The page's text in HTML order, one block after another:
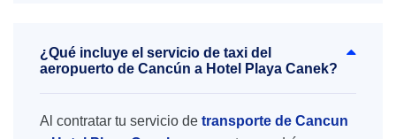
¿Qué incluye el servicio de taxi del
aeropuerto de Cancún a Hotel Playa Canek?
Al contratar tu servicio de transporte de Cancun